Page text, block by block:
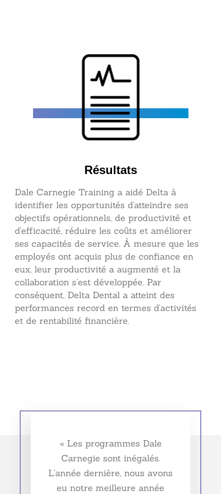
Résultats
Dale Carnegie Training a aidé Delta à
identifier les opportunités d’atteindre ses
objectifs opérationnels, de productivité et
d’efficacité, réduire les coûts et améliorer
ses capacités de service. À mesure que les
employés ont acquis plus de confiance en
eux, leur productivité a augmenté et la
collaboration s’est développée. Par
conséquent, Delta Dental a atteint des
performances record en termes d’activités
et de rentabilité financière.
« Les programmes Dale
Carnegie sont inégalés.
L’année dernière, nous avons
eu notre meilleure année